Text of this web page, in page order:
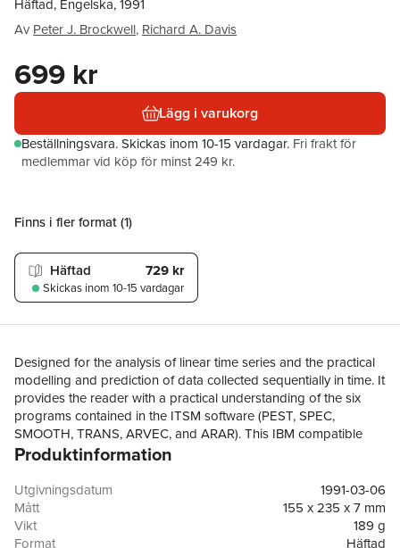
Häftad, Engelska, 1991
Av Peter J. Brockwell, Richard A. Davis
699 kr
Lägg i varukorg
Beställningsvara.Skickas inom 10-15 vardagar. Fri frakt för
medlemmar vid köp för minst 249 kr.
Finns i fler format (1)
Häftad 729 kr
Skickas inom 10-15 vardagar
Designed for the analysis of linear time series and the practical
modelling and prediction of data collected sequentially in time. It
provides the reader with a practical understanding of the six
programs contained in the ITSM software (PEST, SPEC,
SMOOTH, TRANS, ARVEC, and ARAR). This IBM compatible
software is included in the back of the book on two 5 1/4''
- Accessible to those with little or no previous compu- tational
experience - Valuable to students in statistics, mathematics, busi-
ness, engineering, and the natural and social sciences. This
package is intended as a supplement to the text by the same
Produktinformation
Utgivningsdatum
1991-03-06
Mått
155 x 235 x 7 mm
Vikt
189 g
Format
Häftad